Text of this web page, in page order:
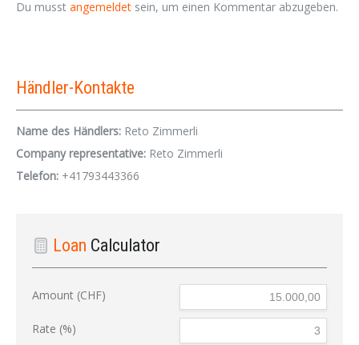
Du musst angemeldet sein, um einen Kommentar abzugeben.
Händler-Kontakte
Name des Händlers: Reto Zimmerli
Company representative: Reto Zimmerli
Telefon: +41793443366
Loan Calculator
Amount (CHF)
Rate (%)